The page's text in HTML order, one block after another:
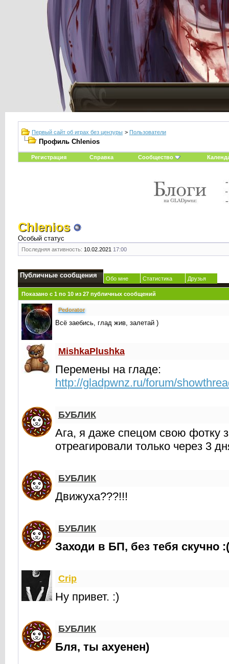
Первый сайт об играх без цензуры > Пользователи
Профиль Chlenios
Регистрация Справка Сообщество
Chlenios
Особый статус
Последняя активность: 10.02.2021 17:00
Публичные сообщения Обо мне Статистика Друзья
Показано с 1 по 10из 27публичных сообщений
Реdorator
Всё заебись, глад жив, залетай )
MishkaPlushka
Перемены на гладе:
http://gladpwnz.ru/forum/
БУБЛИК
Ага, я даже спецом свою фотку
отреагировали только через 3
БУБЛИК
Движуха???!!!
БУБЛИК
Заходи в БП, без тебя скучно :(
Crip
Ну привет. :)
БУБЛИК
Бля, ты ахуенен)